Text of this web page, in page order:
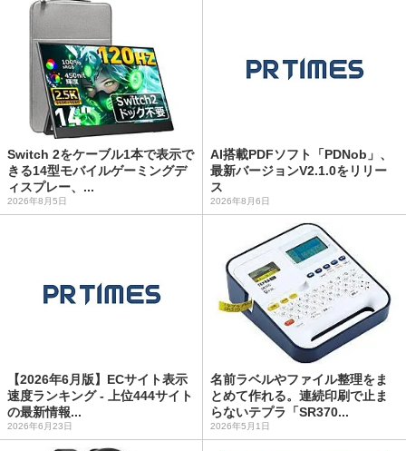
Switch 2をケーブル1本で表示で
きる14型モバイルゲーミングデ
ィスプレー、...
2026年8月5日
AI搭載PDFソフト「PDNob」、
最新バージョンV2.1.0をリリー
ス
2026年8月6日
【2026年6月版】ECサイト表示
速度ランキング - 上位444サイト
の最新情報...
2026年6月23日
名前ラベルやファイル整理をま
とめて作れる。連続印刷で止ま
らないテプラ「SR370...
2026年5月1日